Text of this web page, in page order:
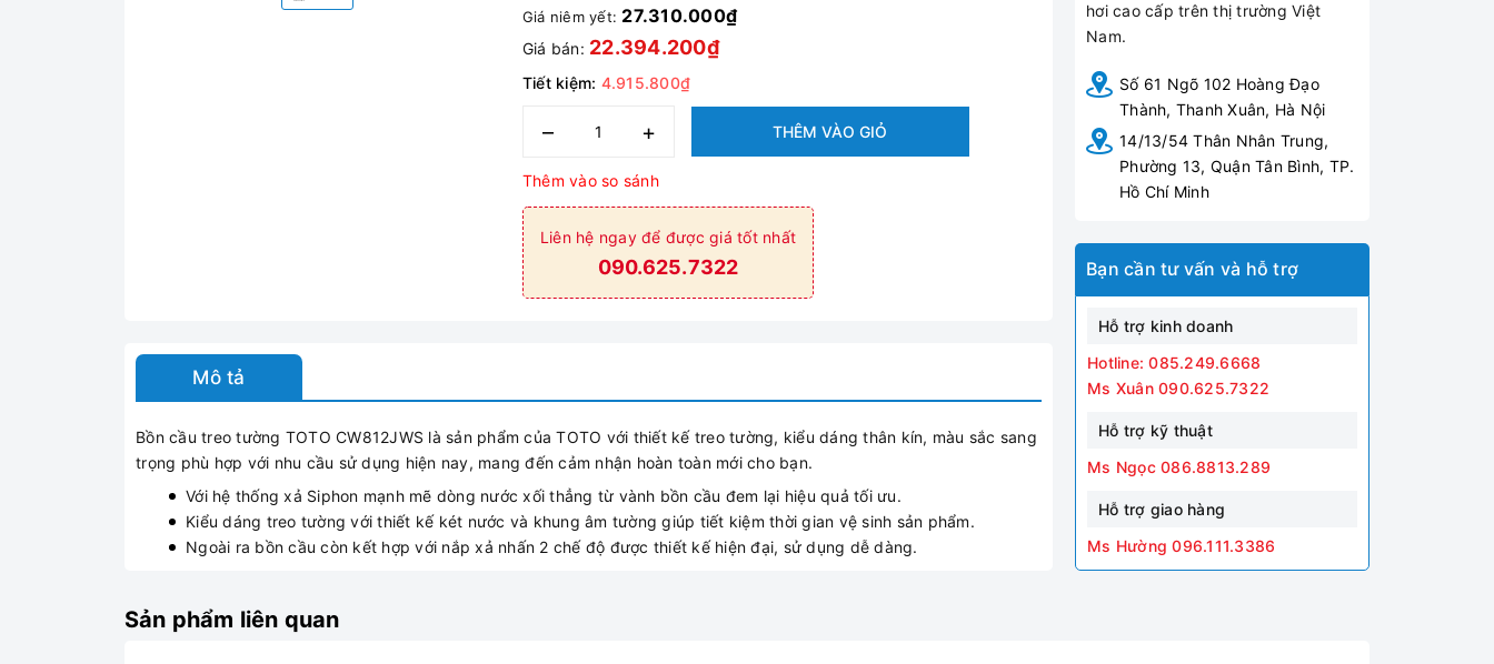
Giá niêm yết: 27.310.000₫
Giá bán: 22.394.200₫
Tiết kiệm: 4.915.800₫
– + THÊM VÀO GIỎ
Thêm vào so sánh
Liên hệ ngay để được giá tốt nhất
090.625.7322
Mô tả
Bồn cầu treo tường TOTO CW812JWS là sản phẩm của TOTO với thiết kế treo tường, kiểu dáng thân kín, màu sắc sang
trọng phù hợp với nhu cầu sử dụng hiện nay, mang đến cảm nhận hoàn toàn mới cho bạn.
Với hệ thống xả Siphon mạnh mẽ dòng nước xối thẳng từ vành bồn cầu đem lại hiệu quả tối ưu.
Kiểu dáng treo tường với thiết kế két nước và khung âm tường giúp tiết kiệm thời gian vệ sinh sản phẩm.
Ngoài ra bồn cầu còn kết hợp với nắp xả nhấn 2 chế độ được thiết kế hiện đại, sử dụng dễ dàng.
hơi cao cấp trên thị trường Việt
Nam.
Số 61 Ngõ 102 Hoàng Đạo
Thành, Thanh Xuân, Hà Nội
14/13/54 Thân Nhân Trung,
Phường 13, Quận Tân Bình, TP.
Hồ Chí Minh
Bạn cần tư vấn và hỗ trợ
Hỗ trợ kinh doanh
Hotline: 085.249.6668
Ms Xuân 090.625.7322
Hỗ trợ kỹ thuật
Ms Ngọc 086.8813.289
Hỗ trợ giao hàng
Ms Hường 096.111.3386
Sản phẩm liên quan